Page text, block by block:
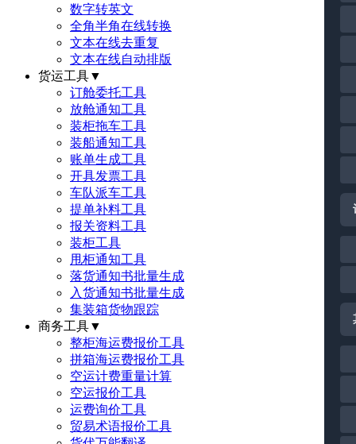
数字转英文
全角半角在线转换
文本在线去重复
文本在线自动排版
货运工具▼
订舱委托工具
放舱通知工具
装柜拖车工具
装船通知工具
账单生成工具
开具发票工具
车队派车工具
提单补料工具
报关资料工具
装柜工具
甩柜通知工具
落货通知书批量生成
入货通知书批量生成
集装箱货物跟踪
商务工具▼
整柜海运费报价工具
拼箱海运费报价工具
空运计费重量计算
空运报价工具
运费询价工具
贸易术语报价工具